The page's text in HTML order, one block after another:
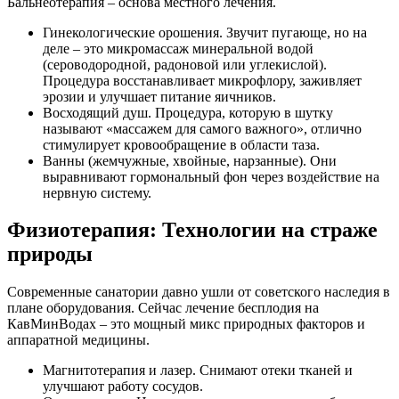
Гинекологические орошения. Звучит пугающе, но на
деле – это микромассаж минеральной водой
(сероводородной, радоновой или углекислой).
Процедура восстанавливает микрофлору, заживляет
эрозии и улучшает питание яичников.
Восходящий душ. Процедура, которую в шутку
называют «массажем для самого важного», отлично
стимулирует кровообращение в области таза.
Ванны (жемчужные, хвойные, нарзанные). Они
выравнивают гормональный фон через воздействие на
нервную систему.
Физиотерапия: Технологии на страже
природы
Современные санатории давно ушли от советского наследия в
плане оборудования. Сейчас лечение бесплодия на
КавМинВодах – это мощный микс природных факторов и
аппаратной медицины.
Магнитотерапия и лазер. Снимают отеки тканей и
улучшают работу сосудов.